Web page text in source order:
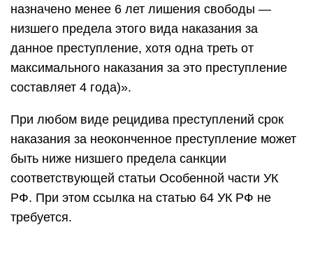
назначено менее 6 лет лишения свободы —
низшего предела этого вида наказания за
данное преступление, хотя одна треть от
максимального наказания за это преступление
составляет 4 года)».
При любом виде рецидива преступлений срок
наказания за неоконченное преступление может
быть ниже низшего предела санкции
соответствующей статьи Особенной части УК
РФ. При этом ссылка на статью 64 УК РФ не
требуется.